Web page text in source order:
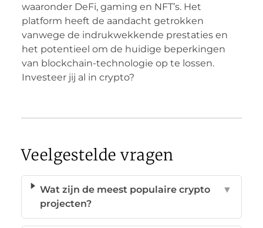
waaronder DeFi, gaming en NFT’s. Het
platform heeft de aandacht getrokken
vanwege de indrukwekkende prestaties en
het potentieel om de huidige beperkingen
van blockchain-technologie op te lossen.
Investeer jij al in crypto?
Veelgestelde vragen
Wat zijn de meest populaire crypto
projecten?
▼